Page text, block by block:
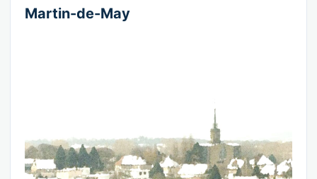
Martin-de-May